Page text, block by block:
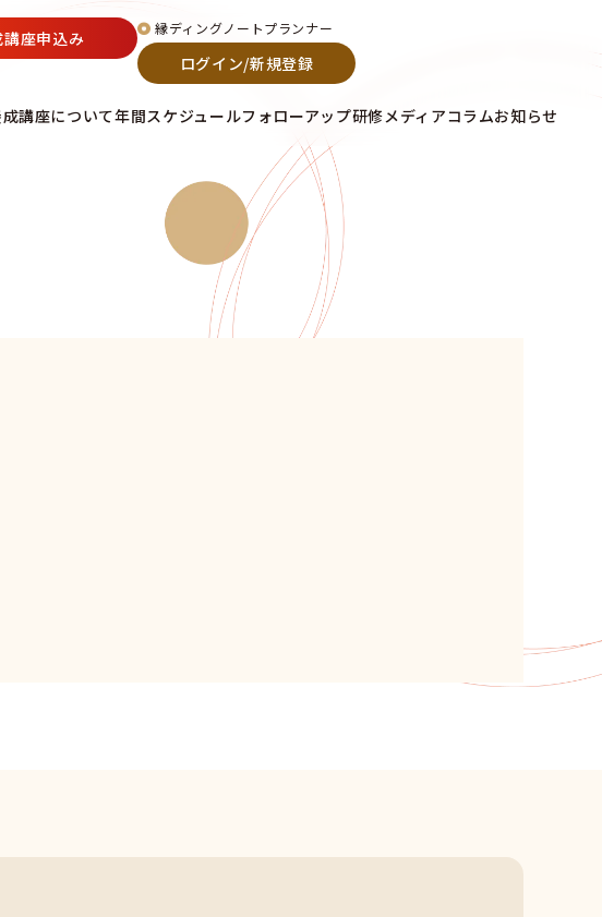
講座申込み 縁ディングノートプランナー
ログイン/新規登録
講座について年間スケジュールフォローアップ研修メディアコラムお知らせ